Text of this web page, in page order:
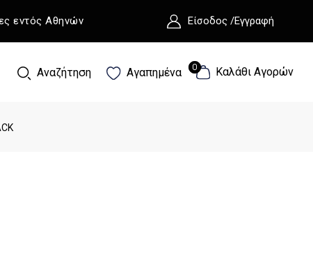
εντός Αθηνών Είσοδος /Εγγραφή
Αναζήτηση Αγαπημένα 0 Καλάθι Αγορών
0